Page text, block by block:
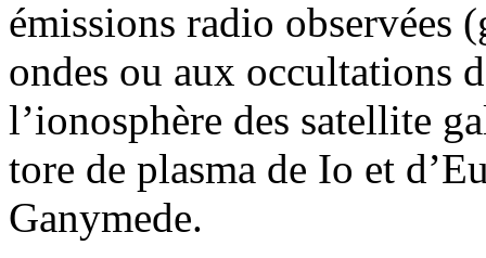
émissions radio observées
ondes ou aux occultations
l’ionosphère des satellite
tore de plasma de Io et
Ganymede.